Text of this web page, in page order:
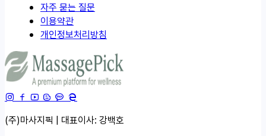
자주 묻는 질문
이용약관
개인정보처리방침
(주)마사지픽 | 대표이사: 강백호